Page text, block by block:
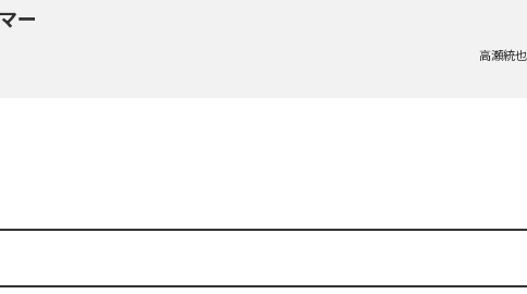
ー
高瀬統也